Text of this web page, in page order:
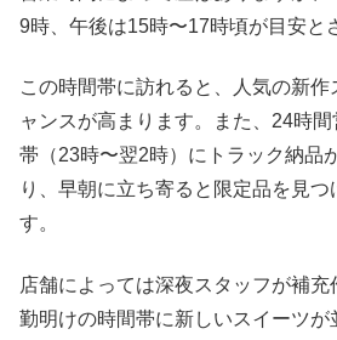
9時、午後は15時〜17時頃が目安と
この時間帯に訪れると、人気の新
ャンスが高まります。また、24時
帯（23時〜翌2時）にトラック納品
り、早朝に立ち寄ると限定品を見つ
す。
店舗によっては深夜スタッフが補
勤明けの時間帯に新しいスイーツが